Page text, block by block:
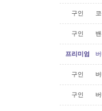
구인
구인
프리미엄
구인
구인